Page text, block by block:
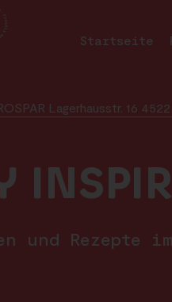
Startseite
Lagerhausstr. 16
und Rezepte im